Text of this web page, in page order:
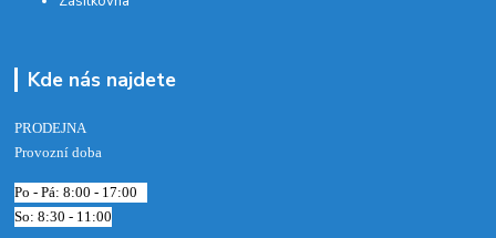
Kde nás najdete
PRODEJNA
Provozní doba
Po - Pá: 8:00 - 17:00
So: 8:30 - 11:00